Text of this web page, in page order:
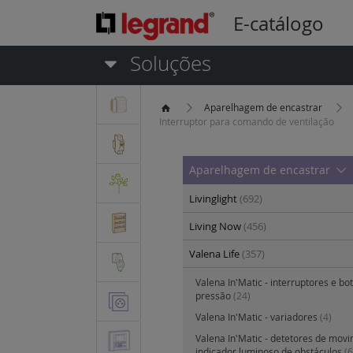
E-catálogo
Soluções
Aparelhagem de encastrar
Interruptor para comando de ventilação
Aparelhagem de encastrar
Livinglight(692)
Living Now(456)
Valena Life(357)
Valena In'Matic - interruptores e
pressão(24)
Valena In'Matic - variadores (4)
Valena In'Matic - detetores de